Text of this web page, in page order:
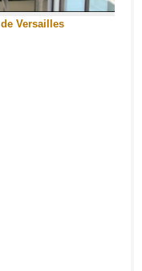
de Versailles